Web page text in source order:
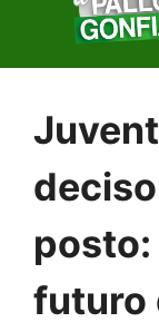
contenuto
posto:
futuro